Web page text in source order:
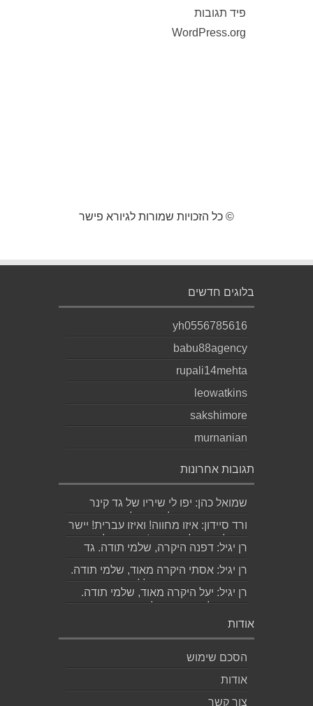
פיד תגובות
WordPress.org
© כל הזכויות שמורות לגיורא פישר
בלוגים חדשים
yh0556785616
babu88agency
rupali14mehta
leowatkins
sakshimore
murnanian
תגובות אחרונות
שמואל כהן: יפו לי שיריו של גד קינר
קיסינגר ואשמח לקחת חלק בערב
ההשקה של...
ורד סיידון: איזו מחווה! ואיזו עברית! יישר
כוח לכותב ולאהובתו :) שבת שלום...
רן יגיל: דפנה היקרה, שלמי תודה. גד
הוא אכן משורר איכותי ביותר. אמסור...
רן יגיל: אסתי היקרה מאוד, שלמי תודה.
ניכר כי השירים דיברו לליבך. אמסו...
רן יגיל: יעל היקרה מאוד, שלמי תודה.
אמסור לגד. שבת שלום. רן...
אודות
הסכם שימוש
אודות
צור קשר